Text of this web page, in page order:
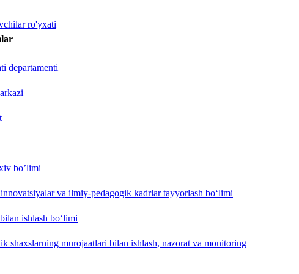
ro'yxati
departamenti
bo’limi
va ilmiy-pedagogik kadrlar tayyorlash bo‘limi
ishlash bo‘limi
shaxslarning murojaatlari bilan ishlash, nazorat va monitoring